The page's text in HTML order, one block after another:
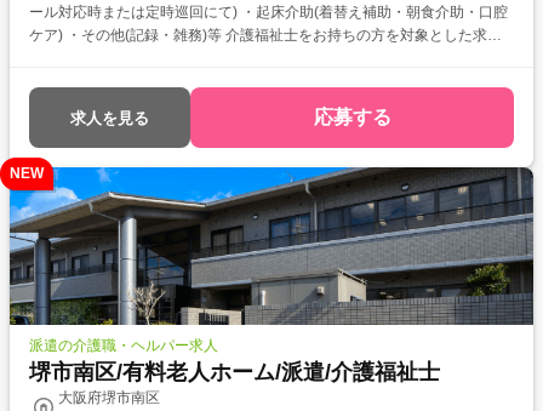
ール対応時または定時巡回にて) ・起床介助(着替え補助・朝食介助・口腔
ケア) ・その他(記録・雑務)等 介護福祉士をお持ちの方を対象とした求人
アップ (幅広20代～60代活躍中の職場でコミュニケーション力を磨きた
求人を見る 応募する
NEW
派遣の介護職・ヘルパー求人
堺市南区/有料老人ホーム/派遣/介護福祉士
大阪府堺市南区